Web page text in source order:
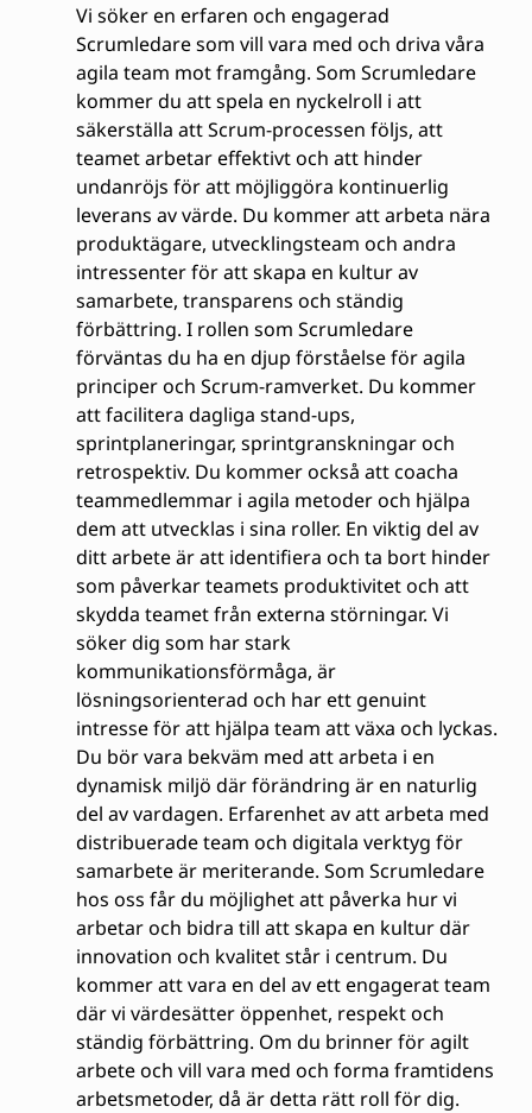
Vi söker en erfaren och engagerad
Scrumledare som vill vara med och driva våra
agila team mot framgång. Som Scrumledare
kommer du att spela en nyckelroll i att
säkerställa att Scrum-processen följs, att
teamet arbetar effektivt och att hinder
undanröjs för att möjliggöra kontinuerlig
leverans av värde. Du kommer att arbeta nära
produktägare, utvecklingsteam och andra
intressenter för att skapa en kultur av
samarbete, transparens och ständig
förbättring. I rollen som Scrumledare
förväntas du ha en djup förståelse för agila
principer och Scrum-ramverket. Du kommer
att facilitera dagliga stand-ups,
sprintplaneringar, sprintgranskningar och
retrospektiv. Du kommer också att coacha
teammedlemmar i agila metoder och hjälpa
dem att utvecklas i sina roller. En viktig del av
ditt arbete är att identifiera och ta bort hinder
som påverkar teamets produktivitet och att
skydda teamet från externa störningar. Vi
söker dig som har stark
kommunikationsförmåga, är
lösningsorienterad och har ett genuint
intresse för att hjälpa team att växa och lyckas.
Du bör vara bekväm med att arbeta i en
dynamisk miljö där förändring är en naturlig
del av vardagen. Erfarenhet av att arbeta med
distribuerade team och digitala verktyg för
samarbete är meriterande. Som Scrumledare
hos oss får du möjlighet att påverka hur vi
arbetar och bidra till att skapa en kultur där
innovation och kvalitet står i centrum. Du
kommer att vara en del av ett engagerat team
där vi värdesätter öppenhet, respekt och
ständig förbättring. Om du brinner för agilt
arbete och vill vara med och forma framtidens
arbetsmetoder, då är detta rätt roll för dig.